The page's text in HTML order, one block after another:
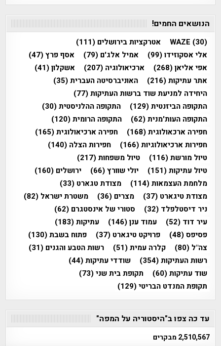
הנושאים החמים!
WAZE (30) אטרקציות בירושלים (111)
אלי אסקוזידו(99) אמיל אלג'ם (79) אסף פרץ(47)
אפי אליאן(268) ארכיאולוגיה (207) אשקלון(41)
אתר עתיקות(216) האוניברסיטה העברית(35)
היחידה למניעת שוד ברשות העתיקות(77)
התקופה הביזנטית(129) התקופה ההלניסטית(30)
התקופה העות'מנית(62) התקופה הרומית(120)
חפירה ארכאולוגית(168) חפירה ארכיאולוגית(165)
חפירות ארכיאולוגיות(166) חפירות הצלה (140)
טיול מורשת(116) טיול משפחות(217)
טיול עתיקות(151) יולי שוורץ(66) ירושלים (160)
מלחמת העצמאות(114) מצודת טגארט (33)
מצודת טיגארט (37) מצרים (36) משטרת ישראל (82)
ניר דיסטלפלד (32) סטורי של אינסטגרם (62)
עיר דוד (52) עמוד ענן(146) עתיקות(183)
פסיפס(48) פרויקט טיגארט (37) פתוח בשבת(130)
צה"ל (80) קלרה עמית(51) רשות הטבע והגנים (31)
רשות העתיקות(354) שודדי עתיקות(44)
שוד עתיקות(60) תקופת בית שני(73)
תקופת המנדט הבריטי(129)
עד כה צפו ב"היסטוריה על המפה"
2,510,567 מבקרים